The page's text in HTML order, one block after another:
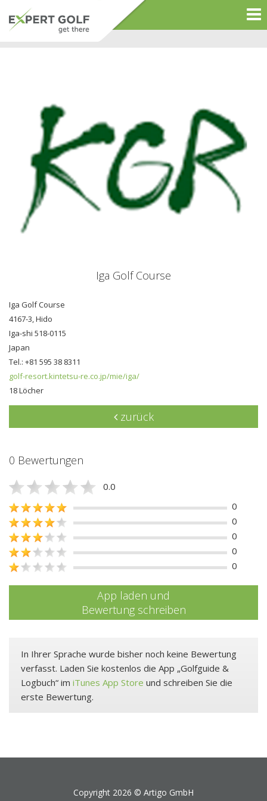
Iga Golf Course
Iga Golf Course
4167-3, Hido
Iga-shi 518-0115
Japan
Tel.: +81 595 38 8311
golf-resort.kintetsu-re.co.jp/mie/iga/
18 Löcher
zurück
0 Bewertungen
0.0
0
0
0
0
0
App laden und
Bewertung schreiben
In Ihrer Sprache wurde bisher noch keine Bewertung
verfasst. Laden Sie kostenlos die App „Golfguide &
Logbuch“ im iTunes App Store und schreiben Sie die
erste Bewertung.
Copyright 2026 © Artigo GmbH